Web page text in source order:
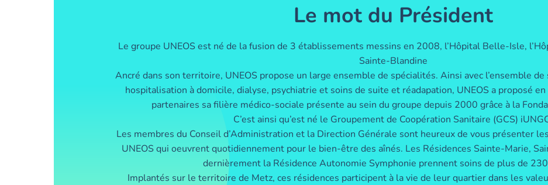
Le mot du Président
Le groupe UNEOS est né de la fusion de 3 établissements messins en 2008, l’Hôpital Belle-Isle,
Sainte-Blandine
Ancré dans son territoire, UNEOS propose un large ensemble de spécialités. Ainsi avec l’ensemble
hospitalisation à domicile, dialyse, psychiatrie et soins de suite et réadapation, UNEOS a proposé en
partenaires sa filière médico-sociale présente au sein du groupe depuis 2000 grâce à la
C’est ainsi qu’est né le Groupement de Coopération Sanitaire (GCS)
Les membres du Conseil d’Administration et la Direction Générale sont heureux de vous présenter
UNEOS qui oeuvrent quotidiennement pour le bien-être des aînés. Les Résidences Sainte-Marie,
dernièrement la Résidence Autonomie Symphonie prennent soins de plus de
Implantés sur le territoire de Metz, ces résidences participent à la vie de leur quartier dans les